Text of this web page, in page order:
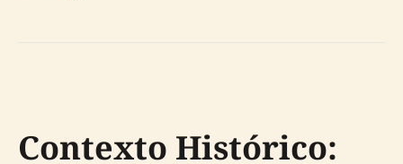
Contexto Histórico: